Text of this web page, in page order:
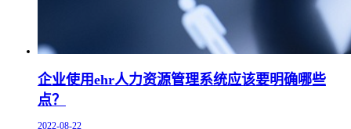
企业使用ehr人力资源管理系统应该要明确哪些
点？
2022-08-22